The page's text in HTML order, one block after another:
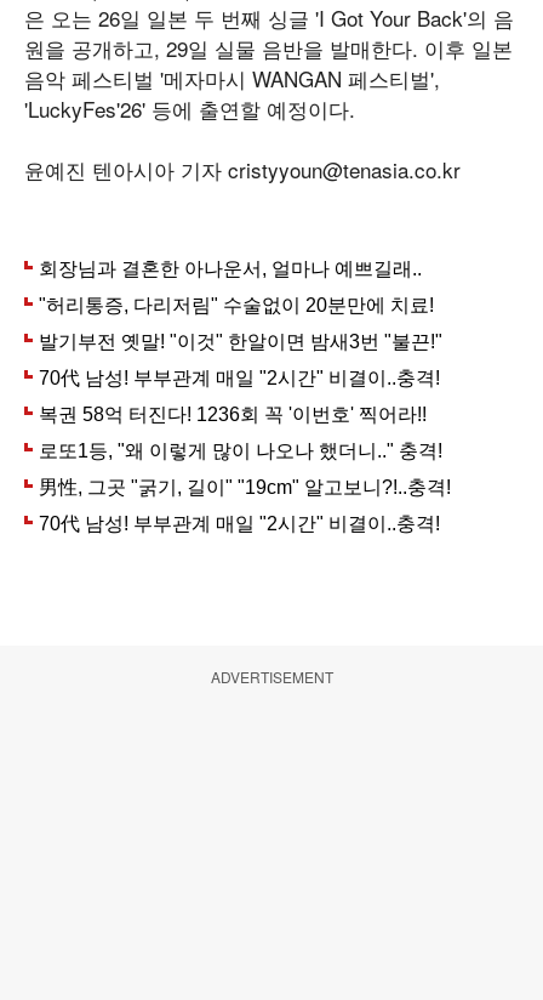
은 오는 26일 일본 두 번째 싱글 'I Got Your Back'의 음
원을 공개하고, 29일 실물 음반을 발매한다. 이후 일본
음악 페스티벌 '메자마시 WANGAN 페스티벌',
'LuckyFes'26' 등에 출연할 예정이다.
윤예진 텐아시아 기자 cristyyoun@tenasia.co.kr
ADVERTISEMENT